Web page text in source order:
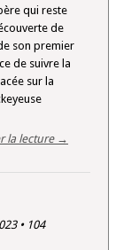
qui reste
de
son premier
de suivre la
sur la
la lecture →
• 104